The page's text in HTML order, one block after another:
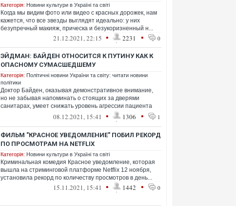
Категорія: Новини культури в Україні та світі
Когда мы видим фото или видео с красных дорожек, нам
кажется, что все звезды выглядят идеально: у них
безупречный макияж, прическа и безукоризненный н...
21.12.2021, 22:15 • 2231 • 0
ЭЙДМАН: БАЙДЕН ОТНОСИТСЯ К ПУТИНУ КАК К
ОПАСНОМУ СУМАСШЕДШЕМУ
Категорія: Політичні новини України та світу: читати новини
політики
Доктор Байден, оказывая демонстративное внимание,
но не забывая напоминать о стоящих за дверями
санитарах, умеет снижать уровень агрессии пациента
08.12.2021, 15:41 • 1306 • 1
ФИЛЬМ "КРАСНОЕ УВЕДОМЛЕНИЕ" ПОБИЛ РЕКОРД
ПО ПРОСМОТРАМ НА NETFLIX
Категорія: Новини культури в Україні та світі
Криминальная комедия Красное уведомление, которая
вышла на стриминговой платформе Netflix 12 ноября,
установила рекорд по количеству просмотров в день...
15.11.2021, 15:41 • 1442 • 0